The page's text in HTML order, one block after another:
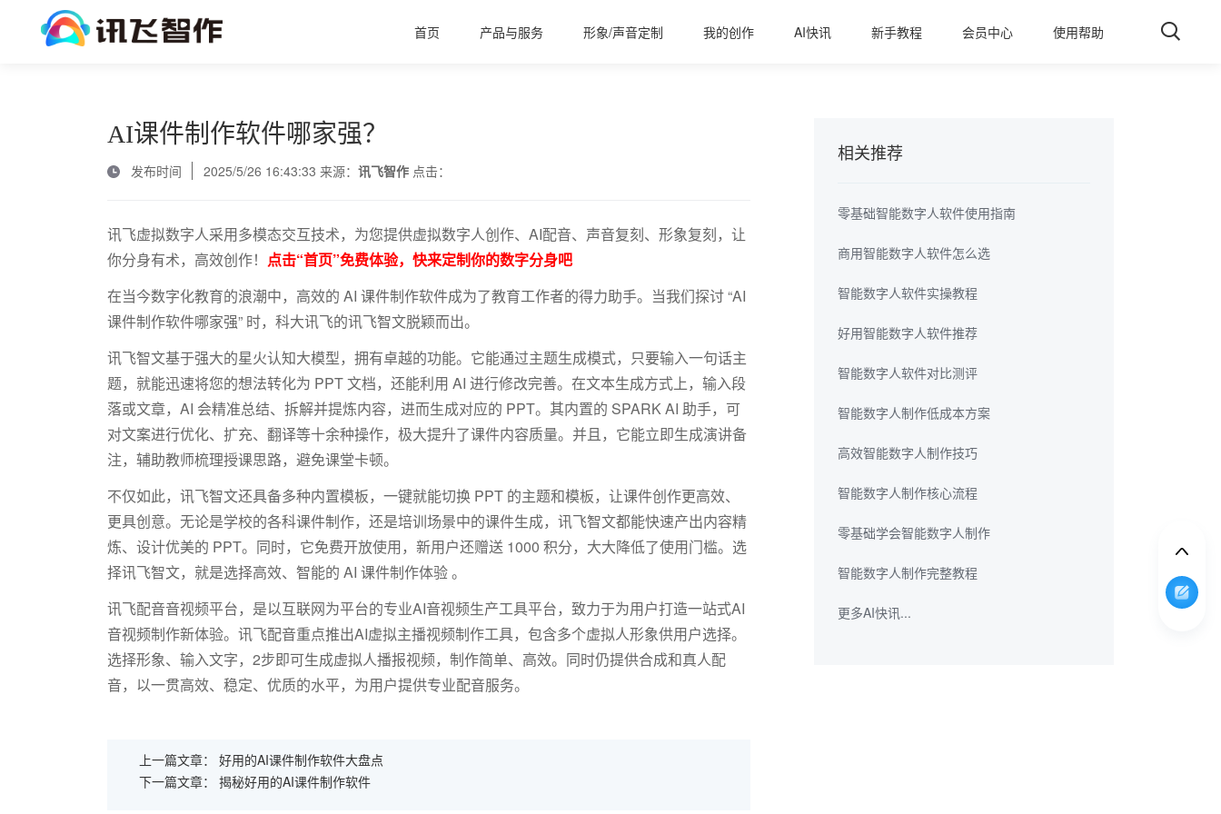
首页 产品与服务 形象/声音定制 我的创作 AI快讯 新手教程 会员中心 使用帮助
AI课件制作软件哪家强？
发布时间 2025/5/26 16:43:33 来源： 讯飞智作点击：
讯飞虚拟数字人采用多模态交互技术，为您提供虚拟数字人创作、AI配音、声音复刻、形象复刻，让
你分身有术，高效创作！ 点击“首页”免费体验，快来定制你的数字分身吧
在当今数字化教育的浪潮中，高效的 AI 课件制作软件成为了教育工作者的得力助手。当我们探讨 “AI
课件制作软件哪家强” 时，科大讯飞的讯飞智文脱颖而出。
讯飞智文基于强大的星火认知大模型，拥有卓越的功能。它能通过主题生成模式，只要输入一句话主
题，就能迅速将您的想法转化为 PPT文档，还能利用 AI 进行修改完善。在文本生成方式上，输入段
落或文章， AI 会精准总结、拆解并提炼内容，进而生成对应的 PPT。其内置的 SPARK AI 助手，可
对文案进行优化、扩充、翻译等十余种操作，极大提升了课件内容质量。并且，它能立即生成演讲备
注，辅助教师梳理授课思路，避免课堂卡顿。
不仅如此，讯飞智文还具备多种内置模板，一键就能切换 PPT 的主题和模板，让课件创作更高效、
更具创意。无论是学校的各科课件制作，还是培训场景中的课件生成，讯飞智文都能快速产出内容精
炼、设计优美的 PPT。同时，它免费开放使用，新用户还赠送 1000 积分，大大降低了使用门槛。选
择讯飞智文，就是选择高效、智能的 AI 课件制作体验 。
讯飞配音音视频平台，是以互联网为平台的专业AI音视频生产工具平台，致力于为用户打造一站式AI
音视频制作新体验。讯飞配音重点推出AI虚拟主播视频制作工具，包含多个虚拟人形象供用户选择。
选择形象、输入文字，2步即可生成虚拟人播报视频，制作简单、高效。同时仍提供合成和真人配
音，以一贯高效、稳定、优质的水平，为用户提供专业配音服务。
上一篇文章： 好用的AI课件制作软件大盘点
下一篇文章： 揭秘好用的AI课件制作软件
相关推荐
零基础智能数字人软件使用指南
商用智能数字人软件怎么选
智能数字人软件实操教程
好用智能数字人软件推荐
智能数字人软件对比测评
智能数字人制作低成本方案
高效智能数字人制作技巧
智能数字人制作核心流程
零基础学会智能数字人制作
智能数字人制作完整教程
更多AI快讯...